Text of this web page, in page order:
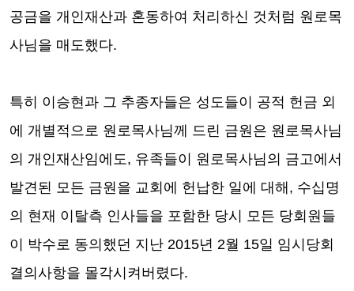
공금을 개인재산과 혼동하여 처리하신 것처럼 원로목
사님을 매도했다.
특히 이승현과 그 추종자들은 성도들이 공적 헌금 외
에 개별적으로 원로목사님께 드린 금원은 원로목사님
의 개인재산임에도, 유족들이 원로목사님의 금고에서
발견된 모든 금원을 교회에 헌납한 일에 대해 , 수십명
의 현재 이탈측 인사들을 포함한 당시 모든 당회원들
이 박수로 동의했던 지난 2015년 2월 15일 임시당회
결의사항을 몰각시켜버렸다.